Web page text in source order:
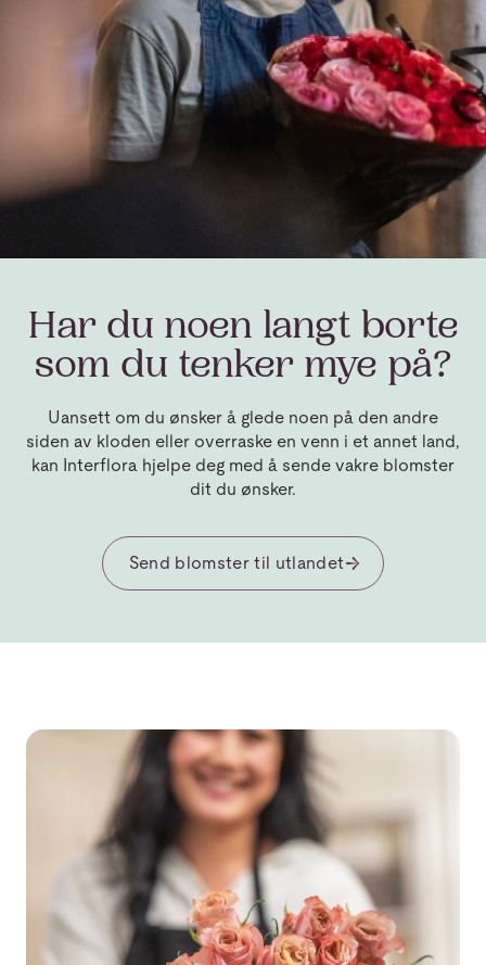
Har du noen langt borte
som du tenker mye på?
Uansett om du ønsker å glede noen på den andre
siden av kloden eller overraske en venn i et annet land,
kan Interflora hjelpe deg med å sende vakre blomster
dit du ønsker.
Send blomster til utlandet